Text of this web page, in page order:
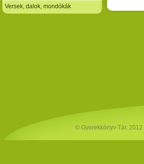
Versek, dalok, mondókák
© Gyerekkönyv-Tár, 2012 |